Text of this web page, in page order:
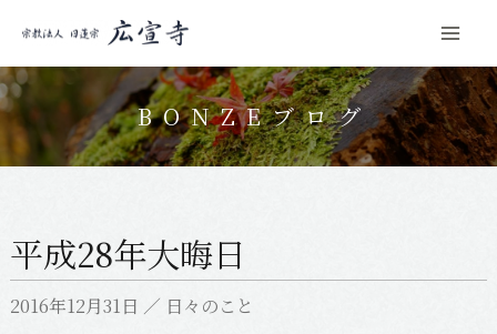
コ
ン
ン
ス
ッ
BONZEブログ
平成28年大晦日
2016年12月31日 ／ 日々のこと